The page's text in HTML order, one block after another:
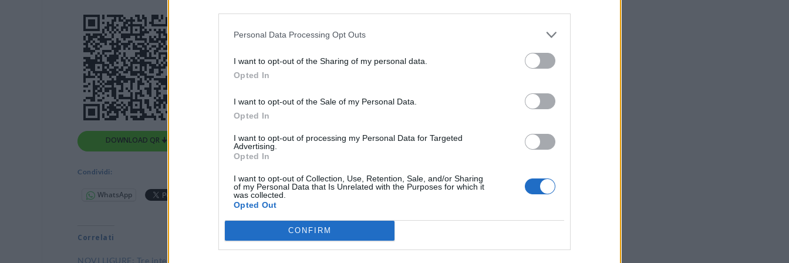
Personal Data Processing Opt Outs
I want to opt-out of the Sharing of my personal data.
Opted In
I want to opt-out of the Sale of my Personal Data.
Opted In
I want to opt-out of processing my Personal Data for Targeted
Advertising.
Opted In
I want to opt-out of Collection, Use, Retention, Sale, and/or Sharing
of my Personal Data that Is Unrelated with the Purposes for which it
was collected.
Opted Out
CONFIRM
DOWNLOAD QR 🠋
Condividi:
WhatsApp Telegram Stampa
Correlati
NOVI LIGURE: Tre interpellanze in